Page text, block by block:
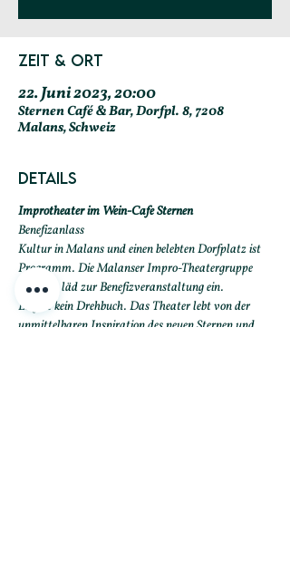
Zeit & Ort
22. Juni 2023, 20:00
Sternen Café & Bar, Dorfpl. 8, 7208
Malans, Schweiz
Details
Improtheater im Wein-Cafe Sternen
Benefizanlass
Kultur in Malans und einen belebten Dorfplatz ist
Programm. Die Malanser Impro-Theatergruppe
Lamuns läd zur Benefizveranstaltung ein.
Es gibt kein Drehbuch. Das Theater lebt von der
unmittelbaren Inspiration des neuen Sternen und